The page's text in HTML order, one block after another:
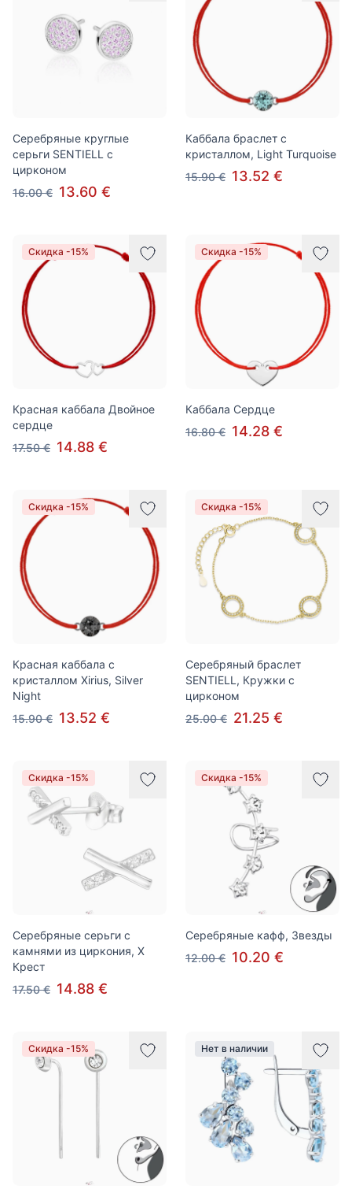
Серебряные круглые
серьги SENTIELL с
цирконом
16.00 € 13.60 €
Каббала браслет с
кристаллом, Light Turquoise
15.90 € 13.52 €
Скидка -15%
Красная каббала Двойное
сердце
17.50 € 14.88 €
Скидка -15%
Каббала Сердце
16.80 € 14.28 €
Скидка -15%
Красная каббала с
кристаллом Xirius, Silver
Night
15.90 € 13.52 €
Скидка -15%
Серебряный браслет
SENTIELL, Кружки с
цирконом
25.00 € 21.25 €
Скидка -15%
Серебряные серьги с
камнями из циркония, X
Крест
17.50 € 14.88 €
Скидка -15%
Серебряные кафф, Звезды
12.00 € 10.20 €
Скидка -15% Нет в наличии